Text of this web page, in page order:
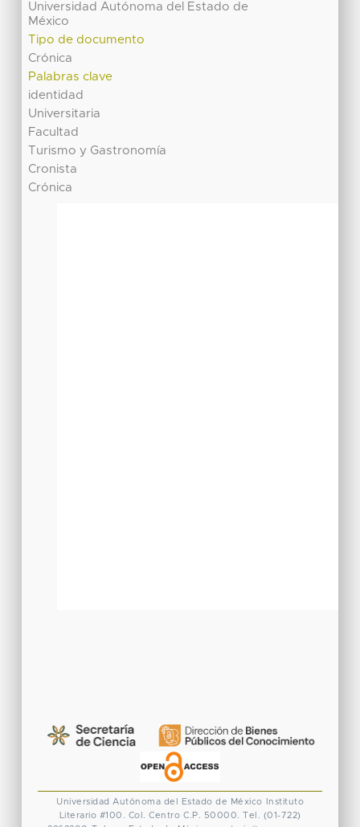
Universidad Autónoma del Estado de
México
Tipo de documento
Crónica
Palabras clave
identidad
Universitaria
Facultad
Turismo y Gastronomía
Cronista
Crónica
Universidad Autónoma del Estado de México
Instituto
Literario #100. Col. Centro C.P. 50000. Tel. (01-722)